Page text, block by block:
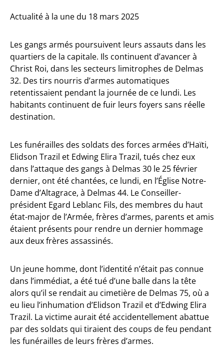
Actualité à la une du 18 mars 2025
Les gangs armés poursuivent leurs assauts dans les
quartiers de la capitale. Ils continuent d’avancer à
Christ Roi, dans les secteurs limitrophes de Delmas
32. Des tirs nourris d’armes automatiques
retentissaient pendant la journée de ce lundi. Les
habitants continuent de fuir leurs foyers sans réelle
destination.
Les funérailles des soldats des forces armées d’Haïti,
Elidson Trazil et Edwing Elira Trazil, tués chez eux
dans l’attaque des gangs à Delmas 30 le 25 février
dernier, ont été chantées, ce lundi, en l’Église Notre-
Dame d’Altagrace, à Delmas 44. Le Conseiller-
président Egard Leblanc Fils, des membres du haut
état-major de l’Armée, frères d’armes, parents et amis
étaient présents pour rendre un dernier hommage
aux deux frères assassinés.
Un jeune homme, dont l’identité n’était pas connue
dans l’immédiat, a été tué d’une balle dans la tête
alors qu’il se rendait au cimetière de Delmas 75, où a
eu lieu l’inhumation d’Elidson Trazil et d’Edwing Elira
Trazil. La victime aurait été accidentellement abattue
par des soldats qui tiraient des coups de feu pendant
les funérailles de leurs frères d’armes.